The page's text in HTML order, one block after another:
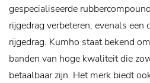
gespecialiseerde
rijgedrag verbeteren, evenals
rijgedrag. Kumho staat bekend
banden van hoge kwaliteit die
betaalbaar zijn. Het merk biedt